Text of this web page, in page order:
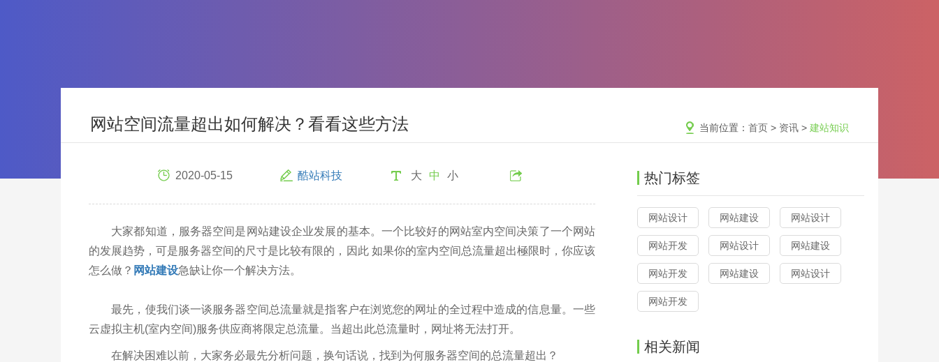
当前位置：首页 > 资讯 >建站知识
网站空间流量超出如何解决？看看这些方法
2020-05-15 酷站科技 大 中 小
大家都知道，服务器空间是网站建设企业发展的基本。一个比较好的网站室内空间决策了一个网站
的发展趋势，可是服务器空间的尺寸是比较有限的，因此 如果你的室内空间总流量超出極限时，你应该
怎么做？ 网站建设急缺让你一个解决方法。
最先，使我们谈一谈服务器空间总流量就是指客户在浏览您的网址的全过程中造成的信息量。一些
云虚拟主机(室内空间)服务供应商将限定总流量。当超出此总流量时，网址将无法打开。
在解决困难以前，大家务必最先分析问题，换句话说，找到为何服务器空间的总流量超出？
热门标签
网站设计 网站建设 网站设计
网站开发 网站设计 网站建设
网站开发 网站建设 网站设计
网站开发
相关新闻